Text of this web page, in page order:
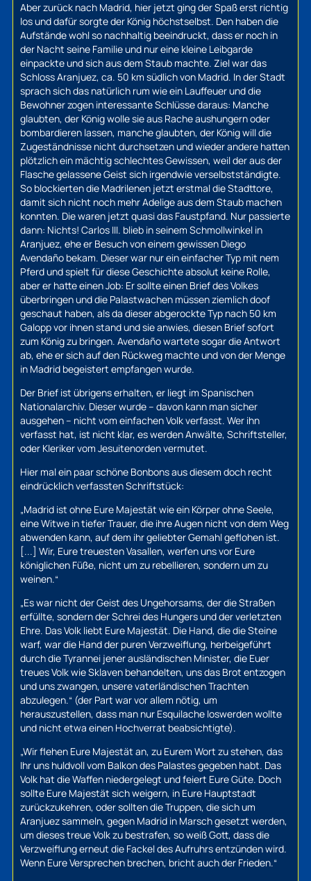
Aber zurück nach Madrid, hier jetzt ging der Spaß erst richtig
los und dafür sorgte der König höchstselbst. Den haben die
Aufstände wohl so nachhaltig beeindruckt, dass er noch in
der Nacht seine Familie und nur eine kleine Leibgarde
einpackte und sich aus dem Staub machte. Ziel war das
Schloss Aranjuez, ca. 50 km südlich von Madrid. In der Stadt
sprach sich das natürlich rum wie ein Lauffeuer und die
Bewohner zogen interessante Schlüsse daraus: Manche
glaubten, der König wolle sie aus Rache aushungern oder
bombardieren lassen, manche glaubten, der König will die
Zugeständnisse nicht durchsetzen und wieder andere hatten
plötzlich ein mächtig schlechtes Gewissen, weil der aus der
Flasche gelassene Geist sich irgendwie verselbstständigte.
So blockierten die Madrilenen jetzt erstmal die Stadttore,
damit sich nicht noch mehr Adelige aus dem Staub machen
konnten. Die waren jetzt quasi das Faustpfand. Nur passierte
dann: Nichts! Carlos III. blieb in seinem Schmollwinkel in
Aranjuez, ehe er Besuch von einem gewissen Diego
Avendaño bekam. Dieser war nur ein einfacher Typ mit nem
Pferd und spielt für diese Geschichte absolut keine Rolle,
aber er hatte einen Job: Er sollte einen Brief des Volkes
überbringen und die Palastwachen müssen ziemlich doof
geschaut haben, als da dieser abgerockte Typ nach 50 km
Galopp vor ihnen stand und sie anwies, diesen Brief sofort
zum König zu bringen. Avendaño wartete sogar die Antwort
ab, ehe er sich auf den Rückweg machte und von der Menge
in Madrid begeistert empfangen wurde.
Der Brief ist übrigens erhalten, er liegt im Spanischen
Nationalarchiv. Dieser wurde – davon kann man sicher
ausgehen – nicht vom einfachen Volk verfasst. Wer ihn
verfasst hat, ist nicht klar, es werden Anwälte, Schriftsteller,
oder Kleriker vom Jesuitenorden vermutet.
Hier mal ein paar schöne Bonbons aus diesem doch recht
eindrücklich verfassten Schriftstück:
„Madrid ist ohne Eure Majestät wie ein Körper ohne Seele,
eine Witwe in tiefer Trauer, die ihre Augen nicht von dem Weg
abwenden kann, auf dem ihr geliebter Gemahl geflohen ist.
[...] Wir, Eure treuesten Vasallen, werfen uns vor Eure
königlichen Füße, nicht um zu rebellieren, sondern um zu
weinen.“
„Es war nicht der Geist des Ungehorsams, der die Straßen
erfüllte, sondern der Schrei des Hungers und der verletzten
Ehre. Das Volk liebt Eure Majestät. Die Hand, die die Steine
warf, war die Hand der puren Verzweiflung, herbeigeführt
durch die Tyrannei jener ausländischen Minister, die Euer
treues Volk wie Sklaven behandelten, uns das Brot entzogen
und uns zwangen, unsere vaterländischen Trachten
abzulegen.“ (der Part war vor allem nötig, um
herauszustellen, dass man nur Esquilache loswerden wollte
und nicht etwa einen Hochverrat beabsichtigte).
„Wir flehen Eure Majestät an, zu Eurem Wort zu stehen, das
Ihr uns huldvoll vom Balkon des Palastes gegeben habt. Das
Volk hat die Waffen niedergelegt und feiert Eure Güte. Doch
sollte Eure Majestät sich weigern, in Eure Hauptstadt
zurückzukehren, oder sollten die Truppen, die sich um
Aranjuez sammeln, gegen Madrid in Marsch gesetzt werden,
um dieses treue Volk zu bestrafen, so weiß Gott, dass die
Verzweiflung erneut die Fackel des Aufruhrs entzünden wird.
Wenn Eure Versprechen brechen, bricht auch der Frieden.“